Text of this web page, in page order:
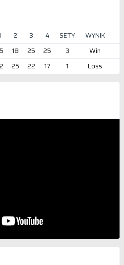
2 3 4 SETY
WYNIK
18 25 25 3
Win
25 22 17 1 Loss